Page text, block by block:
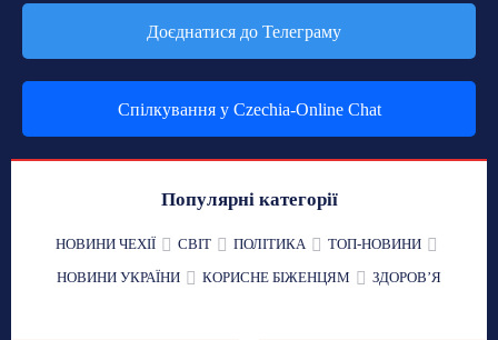
Доєднатися до Телеграму
Спілкування у Czechia-Online Chat
Популярні категорії
НОВИНИ ЧЕХІЇ СВІТ ПОЛІТИКА
ТОП-НОВИНИ
НОВИНИ УКРАЇНИ
КОРИСНЕ БІЖЕНЦЯМ ЗДОРОВʼЯ